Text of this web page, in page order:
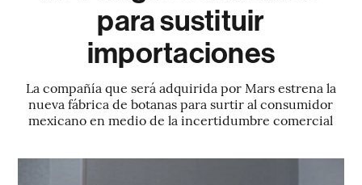
para sustituir
importaciones
La compañía que será adquirida por Mars estrena la
nueva fábrica de botanas para surtir al consumidor
mexicano en medio de la incertidumbre comercial